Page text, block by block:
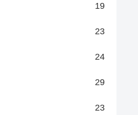
19
23
24
29
23